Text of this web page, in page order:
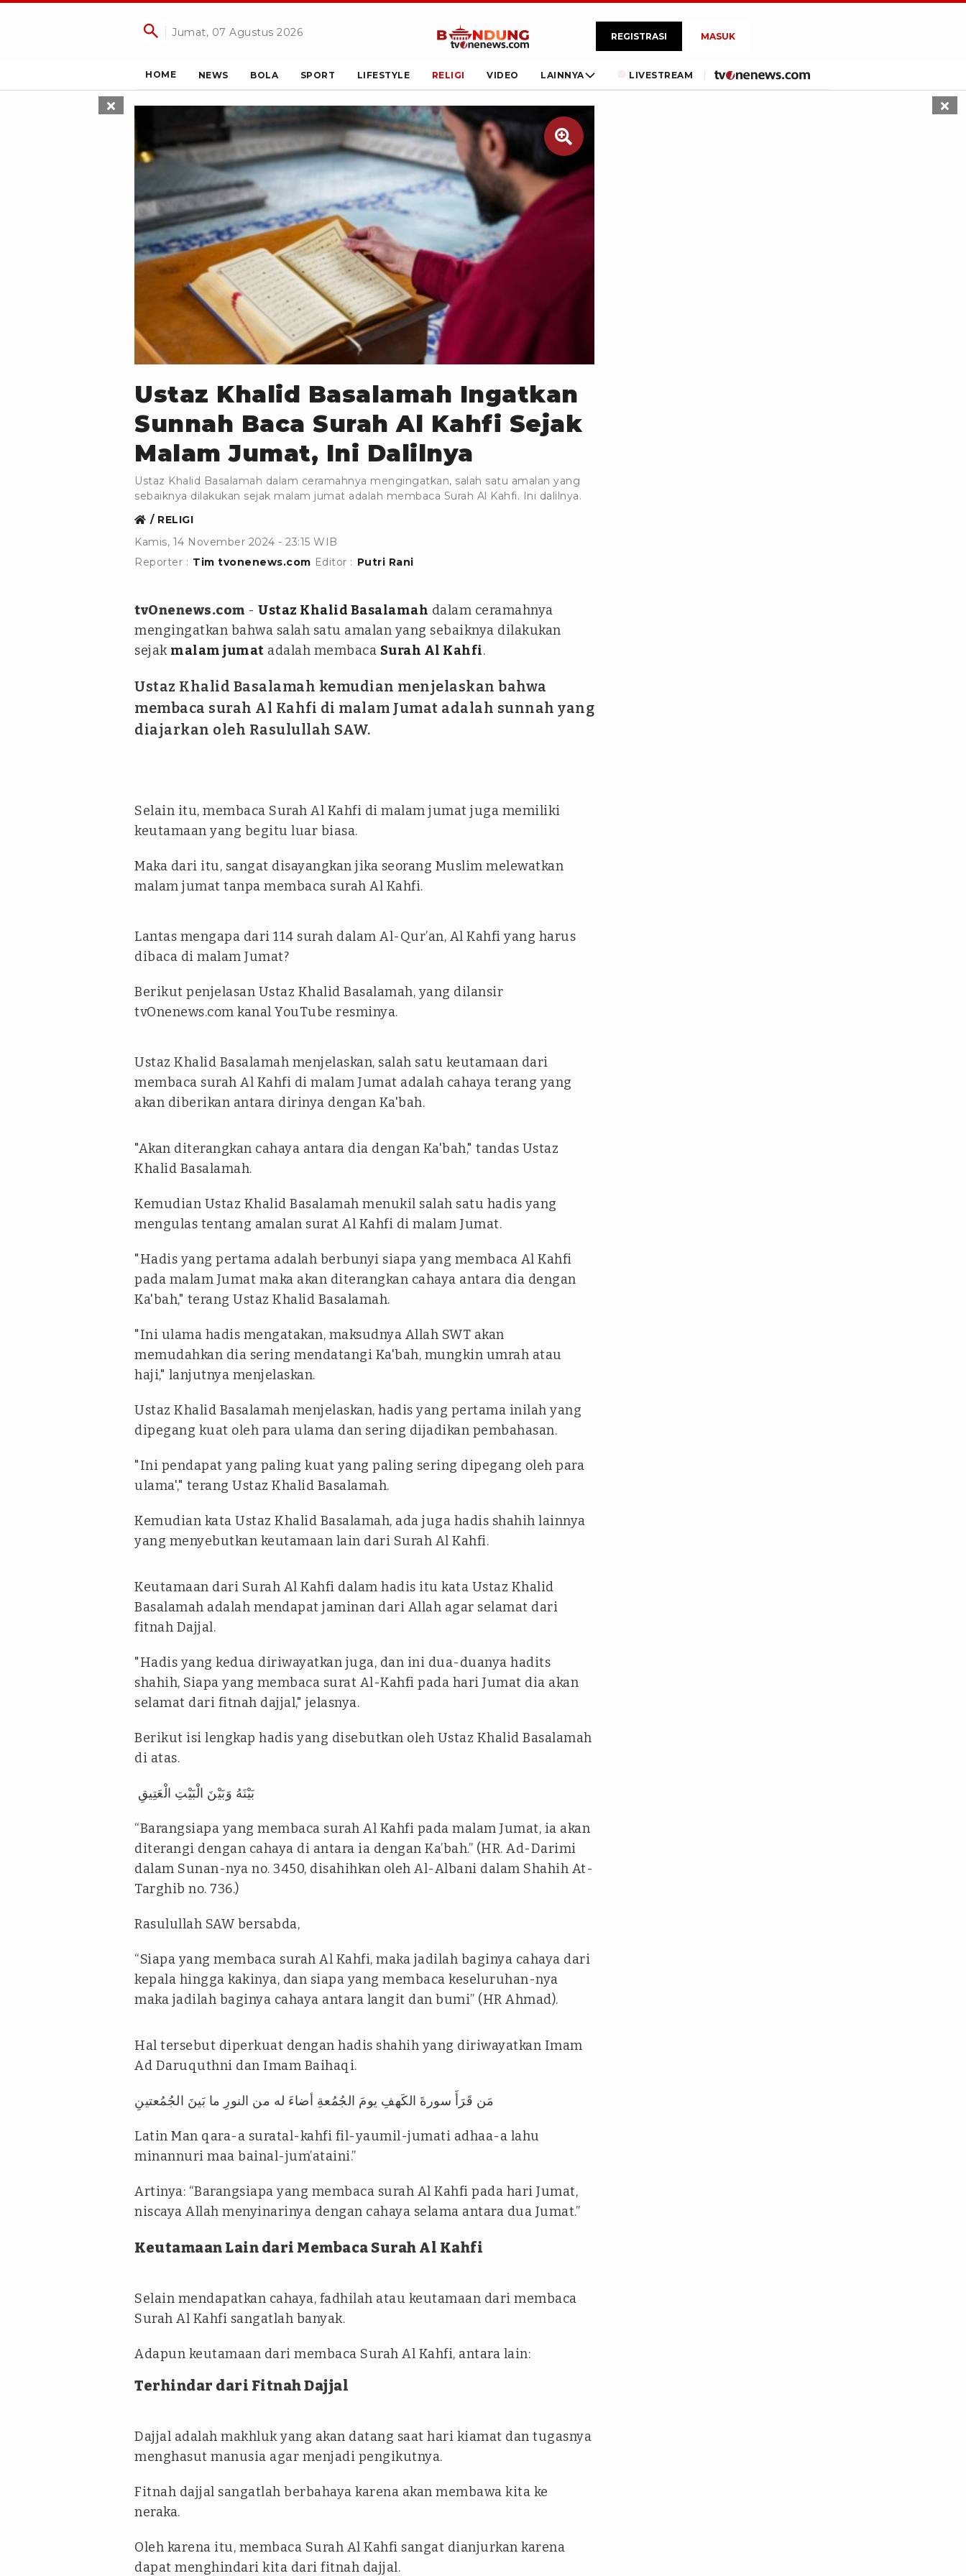
Jumat, 07 Agustus 2026 REGISTRASI MASUK
HOME NEWS BOLA SPORT LIFESTYLE RELIGI VIDEO LAINNYA LIVESTREAM

Ustaz Khalid Basalamah Ingatkan
Sunnah Baca Surah Al Kahfi Sejak
Malam Jumat, Ini Dalilnya
Ustaz Khalid Basalamah dalam ceramahnya mengingatkan, salah satu amalan yang
sebaiknya dilakukan sejak malam jumat adalah membaca Surah Al Kahfi. Ini dalilnya.
RELIGI
Kamis, 14 November 2024 - 23:15 WIB
Reporter : Tim tvonenews.com Editor : Putri Rani
tvOnenews.com - Ustaz Khalid Basalamah dalam ceramahnya
mengingatkan bahwa salah satu amalan yang sebaiknya dilakukan
sejak malam jumat adalah membaca Surah Al Kahfi.
Ustaz Khalid Basalamah kemudian menjelaskan bahwa
membaca surah Al Kahfi di malam Jumat adalah sunnah yang
diajarkan oleh Rasulullah SAW.
Selain itu, membaca Surah Al Kahfi di malam jumat juga memiliki
keutamaan yang begitu luar biasa.
Maka dari itu, sangat disayangkan jika seorang Muslim melewatkan
malam jumat tanpa membaca surah Al Kahfi.
Lantas mengapa dari 114 surah dalam Al-Qur’an, Al Kahfi yang harus
dibaca di malam Jumat?
Berikut penjelasan Ustaz Khalid Basalamah, yang dilansir
tvOnenews.com kanal YouTube resminya.
Ustaz Khalid Basalamah menjelaskan, salah satu keutamaan dari
membaca surah Al Kahfi di malam Jumat adalah cahaya terang yang
akan diberikan antara dirinya dengan Ka'bah.
"Akan diterangkan cahaya antara dia dengan Ka'bah," tandas Ustaz
Khalid Basalamah.
Kemudian Ustaz Khalid Basalamah menukil salah satu hadis yang
mengulas tentang amalan surat Al Kahfi di malam Jumat.
"Hadis yang pertama adalah berbunyi siapa yang membaca Al Kahfi
pada malam Jumat maka akan diterangkan cahaya antara dia dengan
Ka'bah," terang Ustaz Khalid Basalamah.
"Ini ulama hadis mengatakan, maksudnya Allah SWT akan
memudahkan dia sering mendatangi Ka'bah, mungkin umrah atau
haji," lanjutnya menjelaskan.
Ustaz Khalid Basalamah menjelaskan, hadis yang pertama inilah yang
dipegang kuat oleh para ulama dan sering dijadikan pembahasan.
"Ini pendapat yang paling kuat yang paling sering dipegang oleh para
ulama'," terang Ustaz Khalid Basalamah.
Kemudian kata Ustaz Khalid Basalamah, ada juga hadis shahih lainnya
yang menyebutkan keutamaan lain dari Surah Al Kahfi.
Keutamaan dari Surah Al Kahfi dalam hadis itu kata Ustaz Khalid
Basalamah adalah mendapat jaminan dari Allah agar selamat dari
fitnah Dajjal.
"Hadis yang kedua diriwayatkan juga, dan ini dua-duanya hadits
shahih, Siapa yang membaca surat Al-Kahfi pada hari Jumat dia akan
selamat dari fitnah dajjal," jelasnya.
Berikut isi lengkap hadis yang disebutkan oleh Ustaz Khalid Basalamah
di atas.
بَيْنَهُ وَبَيْنَ الْبَيْتِ الْعَتِيقِ
“Barangsiapa yang membaca surah Al Kahfi pada malam Jumat, ia akan
diterangi dengan cahaya di antara ia dengan Ka’bah.” (HR. Ad-Darimi
dalam Sunan-nya no. 3450, disahihkan oleh Al-Albani dalam Shahih At-
Targhib no. 736.)
Rasulullah SAW bersabda,
“Siapa yang membaca surah Al Kahfi, maka jadilah baginya cahaya dari
kepala hingga kakinya, dan siapa yang membaca keseluruhan-nya
maka jadilah baginya cahaya antara langit dan bumi” (HR Ahmad).
Hal tersebut diperkuat dengan hadis shahih yang diriwayatkan Imam
Ad Daruquthni dan Imam Baihaqi.
مَن قَرَأَ سورةَ الكَهفِ يومَ الجُمُعةِ أضاءَ له من النورِ ما بَينَ الجُمُعتينِ
Latin Man qara-a suratal-kahfi fil-yaumil-jumati adhaa-a lahu
minannuri maa bainal-jum’ataini.”
Artinya: “Barangsiapa yang membaca surah Al Kahfi pada hari Jumat,
niscaya Allah menyinarinya dengan cahaya selama antara dua Jumat.”
Keutamaan Lain dari Membaca Surah Al Kahfi
Selain mendapatkan cahaya, fadhilah atau keutamaan dari membaca
Surah Al Kahfi sangatlah banyak.
Adapun keutamaan dari membaca Surah Al Kahfi, antara lain:
Terhindar dari Fitnah Dajjal
Dajjal adalah makhluk yang akan datang saat hari kiamat dan tugasnya
menghasut manusia agar menjadi pengikutnya.
Fitnah dajjal sangatlah berbahaya karena akan membawa kita ke
neraka.
Oleh karena itu, membaca Surah Al Kahfi sangat dianjurkan karena
dapat menghindari kita dari fitnah dajjal.